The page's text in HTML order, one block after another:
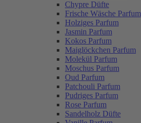
Chypre Düfte
Frische Wäsche Parfum
Holziges Parfum
Jasmin Parfum
Kokos Parfum
Maiglöckchen Parfum
Molekül Parfum
Moschus Parfum
Oud Parfum
Patchouli Parfum
Pudriges Parfum
Rose Parfum
Sandelholz Düfte